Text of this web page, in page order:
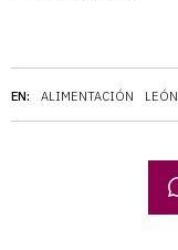
EN: ALIMENTACIÓN LEÓN